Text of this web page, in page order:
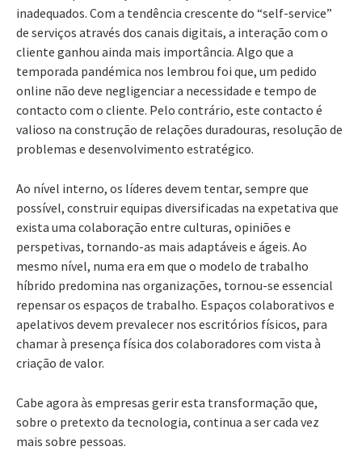
inadequados. Com a tendência crescente do “self-service”
de serviços através dos canais digitais, a interação com o
cliente ganhou ainda mais importância. Algo que a
temporada pandémica nos lembrou foi que, um pedido
online não deve negligenciar a necessidade e tempo de
contacto com o cliente. Pelo contrário, este contacto é
valioso na construção de relações duradouras, resolução de
problemas e desenvolvimento estratégico.
Ao nível interno, os líderes devem tentar, sempre que
possível, construir equipas diversificadas na expetativa que
exista uma colaboração entre culturas, opiniões e
perspetivas, tornando-as mais adaptáveis e ágeis. Ao
mesmo nível, numa era em que o modelo de trabalho
híbrido predomina nas organizações, tornou-se essencial
repensar os espaços de trabalho. Espaços colaborativos e
apelativos devem prevalecer nos escritórios físicos, para
chamar à presença física dos colaboradores com vista à
criação de valor.
Cabe agora às empresas gerir esta transformação que,
sobre o pretexto da tecnologia, continua a ser cada vez
mais sobre pessoas.